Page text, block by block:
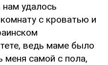
удалось
с кроватью и
ведь маме было
меня самой с пола,